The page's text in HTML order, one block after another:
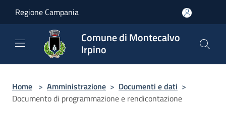
Regione Campania
Comune di Montecalvo
Irpino
Home > Amministrazione > Documenti e dati >
Documento di programmazione e rendicontazione